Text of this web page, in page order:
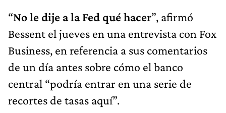
“No le dije a la Fed qué hacer”, afirmó
Bessent el jueves en una entrevista con Fox
Business, en referencia a sus comentarios
de un día antes sobre cómo el banco
central “podría entrar en una serie de
recortes de tasas aquí”.